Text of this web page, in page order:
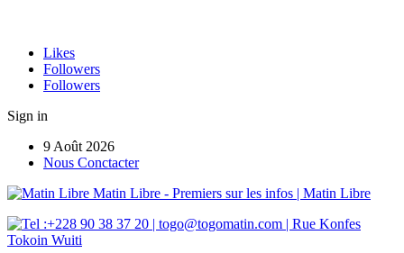
Likes
Followers
Followers
Sign in
9 Août 2026
Nous Conctacter
Matin Libre - Premiers sur les infos | Matin Libre